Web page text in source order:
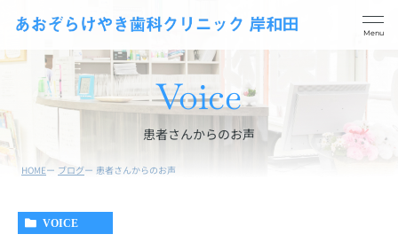
一般歯科
Voice
患者さんからのお声
HOME ブログ 患者さんからのお声
VOICE